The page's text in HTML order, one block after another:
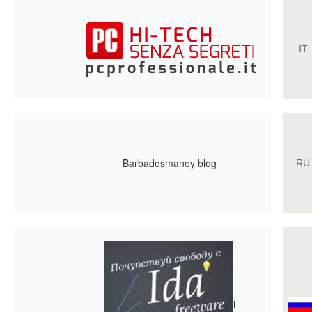
IT
Barbadosmaney blog RU
i